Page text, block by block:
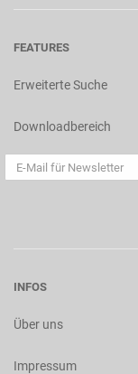
FEATURES
Erweiterte Suche
Downloadbereich
INFOS
Über uns
Impressum